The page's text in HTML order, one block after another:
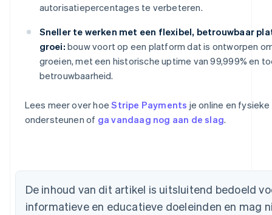
autorisatiepercentages te verbeteren.
Sneller te werken met een flexibel, betrouwbaar
groei: bouw voort op een platform dat is ontworpen
groeien, met een historische uptime van 99,999% en
betrouwbaarheid.
Lees meer over hoeStripe Payments je online en
ondersteunen of ga vandaag nog aan de slag.
De inhoud van dit artikel is uitsluitend bedoeld
informatieve en educatieve doeleinden en mag
Australië
English
English
Canada